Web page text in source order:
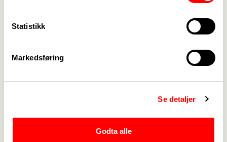
Statistikk
Markedsføring
Se detaljer
Godta alle
ansatte i Posten og Bring blir hørt og hensyntatt i
diskusjonene og vedtakene i styret, avslutter